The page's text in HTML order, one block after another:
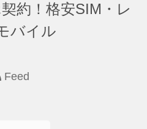
約！格安SIM・レ
バイル
Feed